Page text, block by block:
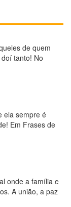
de quem
tanto! No
ela sempre é
Em Frases de
onde a família e
A união, a paz